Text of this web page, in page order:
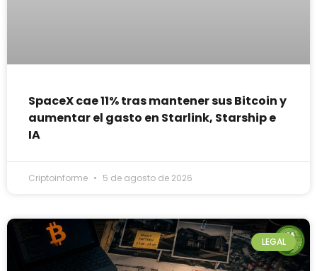
SpaceX cae 11% tras mantener sus Bitcoin y
aumentar el gasto en Starlink, Starship e
IA
Criptoinforme 5 de agosto de 2026
LEGAL